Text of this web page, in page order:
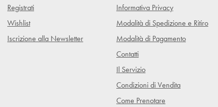
Registrati
Wishlist
Iscrizione alla Newsletter
Informativa Privacy
Modalità di Spedizione e Ritiro
Modalità di Pagamento
Contatti
Il Servizio
Condizioni di Vendita
Come Prenotare